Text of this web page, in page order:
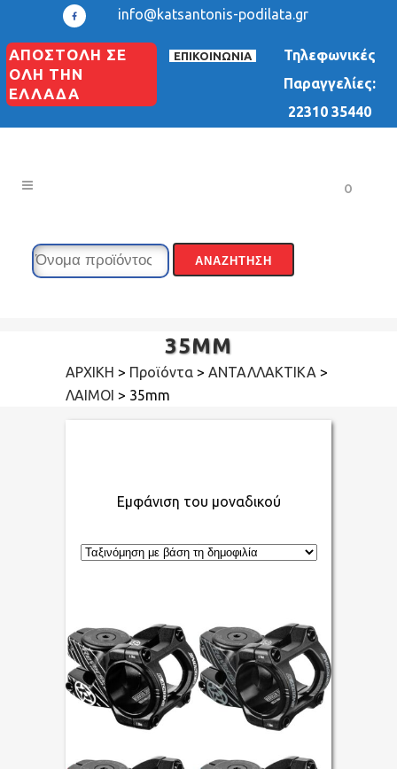
info@katsantonis-podilata.gr
ΑΠΟΣΤΟΛΗ ΣΕ
ΟΛΗ ΤΗΝ
ΕΛΛΑΔΑ
ΕΠΙΚΟΙΝΩΝΙΑ
Τηλεφωνικές
Παραγγελίες:
22310 35440
0
35MM
ΑΡΧΙΚΗ > Προϊόντα > ΑΝΤΑΛΛΑΚΤΙΚΑ >
ΛΑΙΜΟΙ > 35mm
Εμφάνιση του μοναδικού
αποτελέσματος